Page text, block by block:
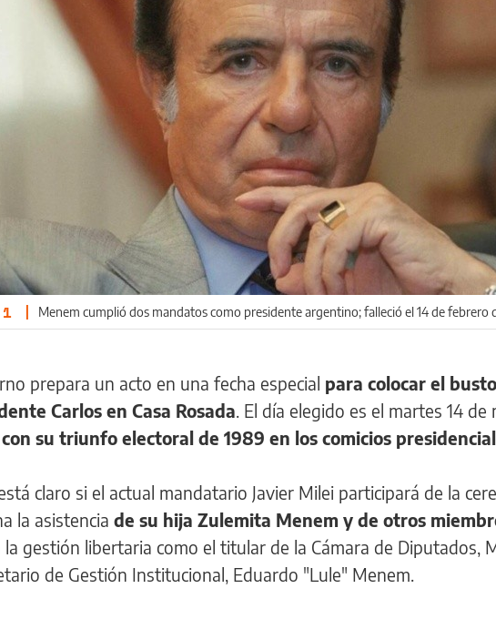
1 | Menem cumplió dos mandatos como presidente argentino; falleció el 14 de febrero
prepara un acto en una fecha especial para colocar el
Carlos en Casa Rosada . El día elegido es el martes 14
con su triunfo electoral de 1989 en los comicios
claro si el actual mandatario Javier Milei participará de la
la asistencia de su hija Zulemita Menem y de otros
gestión libertaria como el titular de la Cámara de Diputados,
de Gestión Institucional, Eduardo "Lule" Menem.